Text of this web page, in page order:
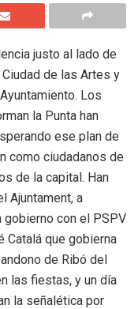
justo al lado de
de las Artes y
Los
la Punta han
ese plan de
como ciudadanos de
de la capital. Han
Ajuntament, a
gobierno con el PSPV
Catalá que gobierna
de Ribó del
las fiestas, y un día
la señalética por